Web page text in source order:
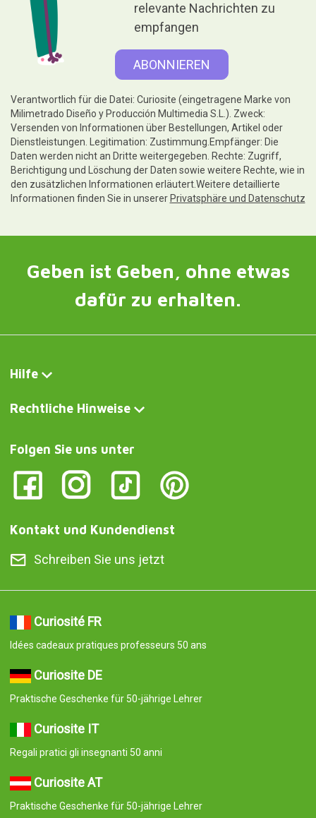
relevante Nachrichten zu
empfangen
Verantwortlich für die Datei: Curiosite (eingetragene Marke von
Milimetrado Diseño y Producción Multimedia S.L.). Zweck:
Versenden von Informationen über Bestellungen, Artikel oder
Dienstleistungen. Legitimation: Zustimmung.Empfänger: Die
Daten werden nicht an Dritte weitergegeben. Rechte: Zugriff,
Berichtigung und Löschung der Daten sowie weitere Rechte, wie in
den zusätzlichen Informationen erläutert.Weitere detaillierte
Informationen finden Sie in unsererPrivatsphäre und Datenschutz
Geben ist Geben, ohne etwas
dafür zu erhalten.
Hilfe
Rechtliche Hinweise
Folgen Sie uns unter
Kontakt und Kundendienst
Schreiben Sie uns jetzt
Curiosité FR
Idées cadeaux pratiques professeurs 50 ans
Curiosite DE
Praktische Geschenke für 50-jährige Lehrer
Curiosite IT
Regali pratici gli insegnanti 50 anni
Curiosite AT
Praktische Geschenke für 50-jährige Lehrer